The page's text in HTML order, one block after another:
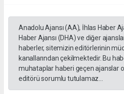
Anadolu Ajansı (AA), İhlas Haber
Haber Ajansı (DHA) ve diğer
haberler, sitemizin editörlerinin
kanallarından çekilmektedir. Bu
muhataplar haberi geçen ajanslar
editörü sorumlu tutulamaz...